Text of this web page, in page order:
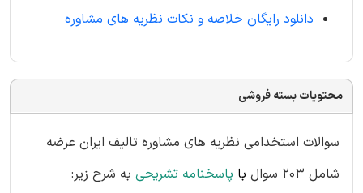
دانلود رایگان خلاصه و نکات نظریه های مشاوره
محتویات بسته فروشی
سوالات استخدامی نظریه های مشاوره تالیف ایران عرضه
شامل 203 سوال
با پاسخنامه تشریحی به شرح زیر: